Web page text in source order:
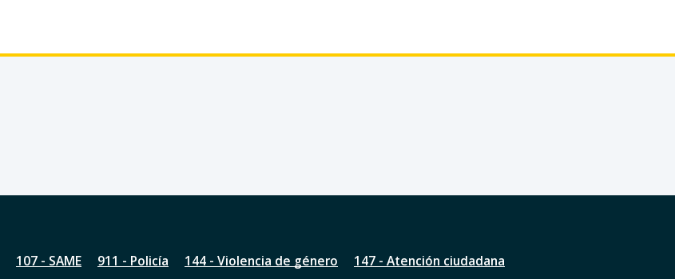
107 - SAME 911 - Policía 144 - Violencia de género
147 - Atención ciudadana